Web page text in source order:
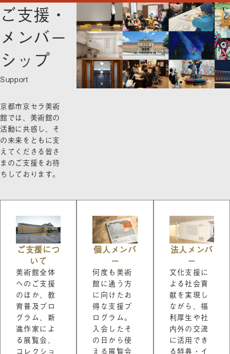
ご支援・
メンバー
シップ
京都市京セラ美術
館では、美術館の
活動に共感し、そ
の未来をともに支
えてくださる皆さ
まのご支援をお待
ちしております。
ご支援につ
いて
美術館全体
へのご支援
のほか、教
育普及プロ
グラム、新
進作家によ
る展覧会、
コレクショ
個人メンバ
ー
何度も美術
館に通う方
に向けたお
得な支援プ
ログラム。
入会したそ
の日から使
える展覧会
法人メンバ
ー
文化支援に
よる社会貢
献を実現し
ながら、福
利厚生や社
内外の交流
に活用でき
る特典・イ